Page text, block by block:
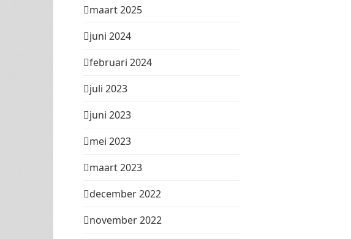
maart 2025
juni 2024
februari 2024
juli 2023
juni 2023
mei 2023
maart 2023
december 2022
november 2022